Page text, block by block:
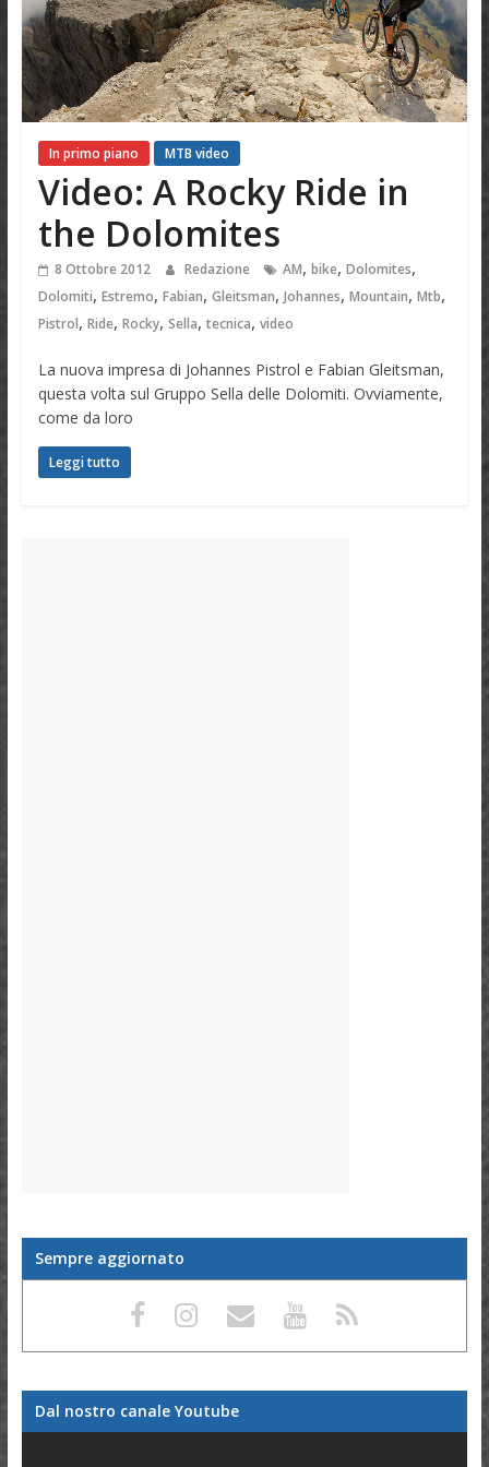
In primo piano MTB video
Video: A Rocky Ride in
the Dolomites
8 Ottobre 2012 Redazione AM, bike, Dolomites,
Dolomiti, Estremo, Fabian, Gleitsman, Johannes, Mountain, Mtb,
Pistrol, Ride, Rocky, Sella, tecnica, video
La nuova impresa di Johannes Pistrol e Fabian Gleitsman,
questa volta sul Gruppo Sella delle Dolomiti. Ovviamente,
come da loro
Leggi tutto
Sempre aggiornato
Dal nostro canale Youtube